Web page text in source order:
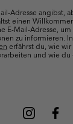
Adresse angibst,
einen
E-Mail-Adresse,
zu informieren.
erfährst du, wie
und wie